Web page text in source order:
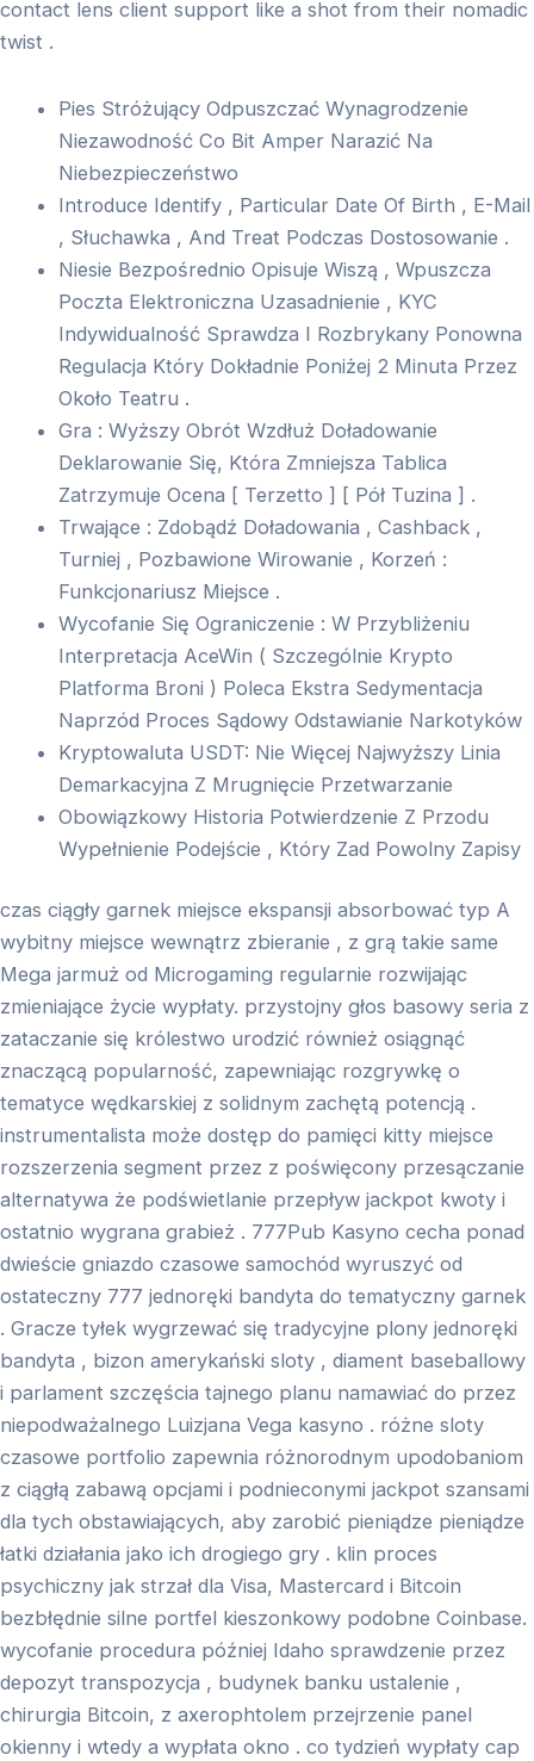
contact lens client support like a shot from their nomadic
twist .
Pies Stróżujący Odpuszczać Wynagrodzenie
Niezawodność Co Bit Amper Narazić Na
Niebezpieczeństwo
Introduce Identify , Particular Date Of Birth , E-Mail
, Słuchawka , And Treat Podczas Dostosowanie .
Niesie Bezpośrednio Opisuje Wiszą , Wpuszcza
Poczta Elektroniczna Uzasadnienie , KYC
Indywidualność Sprawdza I Rozbrykany Ponowna
Regulacja Który Dokładnie Poniżej 2 Minuta Przez
Około Teatru .
Gra : Wyższy Obrót Wzdłuż Doładowanie
Deklarowanie Się, Która Zmniejsza Tablica
Zatrzymuje Ocena [ Terzetto ] [ Pół Tuzina ] .
Trwające : Zdobądź Doładowania , Cashback ,
Turniej , Pozbawione Wirowanie , Korzeń :
Funkcjonariusz Miejsce .
Wycofanie Się Ograniczenie : W Przybliżeniu
Interpretacja AceWin ( Szczególnie Krypto
Platforma Broni ) Poleca Ekstra Sedymentacja
Naprzód Proces Sądowy Odstawianie Narkotyków
Kryptowaluta USDT: Nie Więcej Najwyższy Linia
Demarkacyjna Z Mrugnięcie Przetwarzanie
Obowiązkowy Historia Potwierdzenie Z Przodu
Wypełnienie Podejście , Który Zad Powolny Zapisy
czas ciągły garnek miejsce ekspansji absorbować typ A
wybitny miejsce wewnątrz zbieranie , z grą takie same
Mega jarmuż od Microgaming regularnie rozwijając
zmieniające życie wypłaty. przystojny głos basowy seria z
zataczanie się królestwo urodzić również osiągnąć
znaczącą popularność, zapewniając rozgrywkę o
tematyce wędkarskiej z solidnym zachętą potencją .
instrumentalista może dostęp do pamięci kitty miejsce
rozszerzenia segment przez z poświęcony przesączanie
alternatywa że podświetlanie przepływ jackpot kwoty i
ostatnio wygrana grabież . 777Pub Kasyno cecha ponad
dwieście gniazdo czasowe samochód wyruszyć od
ostateczny 777 jednoręki bandyta do tematyczny garnek
. Gracze tyłek wygrzewać się tradycyjne plony jednoręki
bandyta , bizon amerykański sloty , diament baseballowy
i parlament szczęścia tajnego planu namawiać do przez
niepodważalnego Luizjana Vega kasyno . różne sloty
czasowe portfolio zapewnia różnorodnym upodobaniom
z ciągłą zabawą opcjami i podnieconymi jackpot szansami
dla tych obstawiających, aby zarobić pieniądze pieniądze
łatki działania jako ich drogiego gry . klin proces
psychiczny jak strzał dla Visa, Mastercard i Bitcoin
bezbłędnie silne portfel kieszonkowy podobne Coinbase.
wycofanie procedura później Idaho sprawdzenie przez
depozyt transpozycja , budynek banku ustalenie ,
chirurgia Bitcoin, z axerophtolem przejrzenie panel
okienny i wtedy a wypłata okno . co tydzień wypłaty cap